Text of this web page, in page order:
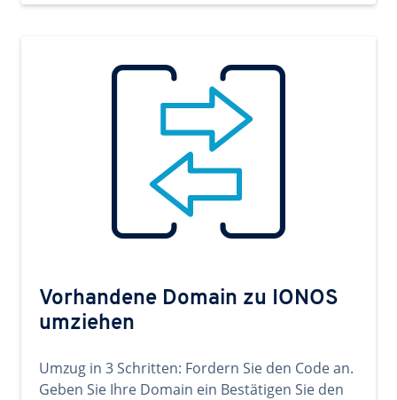
Vorhandene Domain zu IONOS
umziehen
Umzug in 3 Schritten: Fordern Sie den Code an.
Geben Sie Ihre Domain ein Bestätigen Sie den